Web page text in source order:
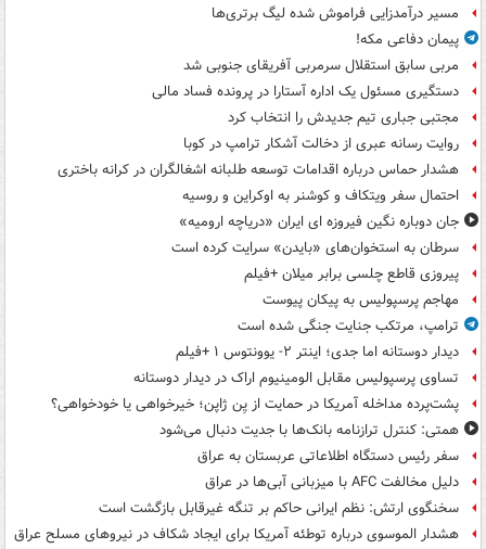
مسیر درآمدزایی فراموش شده لیگ برتری‌ها
پیمان دفاعی مکه!
مربی سابق استقلال سرمربی آفریقای جنوبی شد
دستگیری مسئول یک اداره آستارا در پرونده فساد مالی
مجتبی جباری تیم جدیدش را انتخاب کرد
روایت رسانه عبری از دخالت آشکار ترامپ در کوبا
هشدار حماس درباره اقدامات توسعه طلبانه اشغالگران در کرانه باختری
احتمال سفر ویتکاف و کوشنر به اوکراین و روسیه
جان دوباره نگین فیروزه ای ایران «دریاچه ارومیه»
سرطان به استخوان‌های «بایدن» سرایت کرده است
پیروزی قاطع چلسی برابر میلان +فیلم
مهاجم پرسپولیس به پیکان پیوست
ترامپ، مرتکب جنایت جنگی شده است
دیدار دوستانه اما جدی؛ اینتر ۲- یوونتوس ۱ +فیلم
تساوی پرسپولیس مقابل الومینیوم اراک در دیدار دوستانه
پشت‌پرده مداخله آمریکا در حمایت از یِن ژاپن؛ خیرخواهی یا خودخواهی؟
همتی: کنترل ترازنامه بانک‌ها با جدیت دنبال می‌شود
سفر رئیس دستگاه اطلاعاتی عربستان به عراق
دلیل مخالفت AFC با میزبانی آبی‌ها در عراق
سخنگوی ارتش: نظم ایرانی حاکم بر تنگه غیرقابل بازگشت است
هشدار الموسوی درباره توطئه آمریکا برای ایجاد شکاف در نیروهای مسلح عراق